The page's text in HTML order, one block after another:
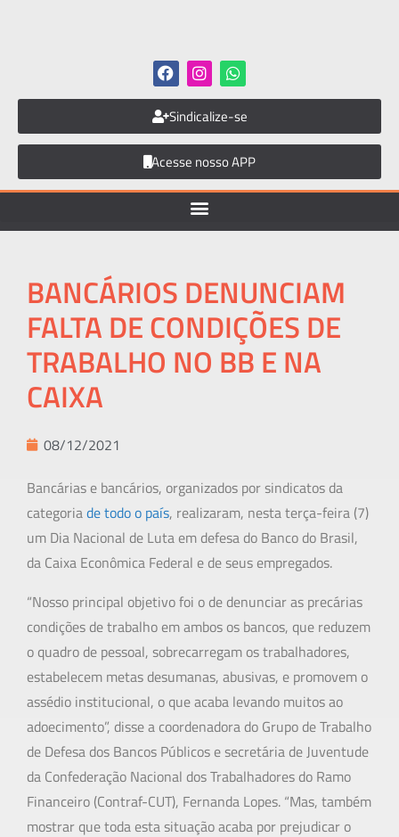
Sindicalize-se
Acesse nosso APP
BANCÁRIOS DENUNCIAM
FALTA DE CONDIÇÕES DE
TRABALHO NO BB E NA
CAIXA
08/12/2021
Bancárias e bancários, organizados por sindicatos da
categoriade todo o país, realizaram, nesta terça-feira (7)
um Dia Nacional de Luta em defesa do Banco do Brasil,
da Caixa Econômica Federal e de seus empregados.
“Nosso principal objetivo foi o de denunciar as precárias
condições de trabalho em ambos os bancos, que reduzem
o quadro de pessoal, sobrecarregam os trabalhadores,
estabelecem metas desumanas, abusivas, e promovem o
assédio institucional, o que acaba levando muitos ao
adoecimento”, disse a coordenadora do Grupo de Trabalho
de Defesa dos Bancos Públicos e secretária de Juventude
da Confederação Nacional dos Trabalhadores do Ramo
Financeiro (Contraf-CUT), Fernanda Lopes. “Mas, também
mostrar que toda esta situação acaba por prejudicar o